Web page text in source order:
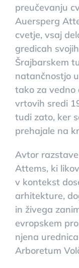
preučevanju
Auersperg
cvetje, vsaj
gredicah
Šrajbarskem
natančnostjo
tako za vedno
vrtovih sredi
tudi zato, ker
prehajale na
Avtor
Attems, ki
v kontekst
arhitekture,
in živega
evropskem
njena
Arboretum